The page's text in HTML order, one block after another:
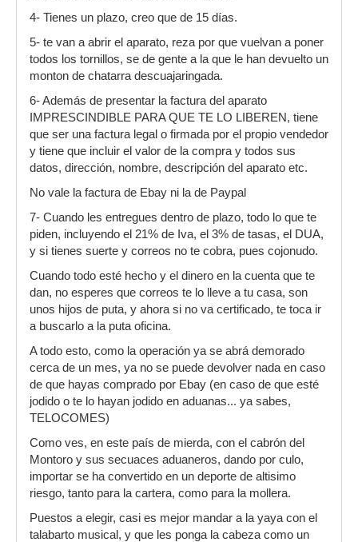
4- Tienes un plazo, creo que de 15 días.
5- te van a abrir el aparato, reza por que vuelvan a poner
todos los tornillos, se de gente a la que le han devuelto un
monton de chatarra descuajaringada.
6- Además de presentar la factura del aparato
IMPRESCINDIBLE PARA QUE TE LO LIBEREN, tiene
que ser una factura legal o firmada por el propio vendedor
y tiene que incluir el valor de la compra y todos sus
datos, dirección, nombre, descripción del aparato etc.
No vale la factura de Ebay ni la de Paypal
7- Cuando les entregues dentro de plazo, todo lo que te
piden, incluyendo el 21% de Iva, el 3% de tasas, el DUA,
y si tienes suerte y correos no te cobra, pues cojonudo.
Cuando todo esté hecho y el dinero en la cuenta que te
dan, no esperes que correos te lo lleve a tu casa, son
unos hijos de puta, y ahora si no va certificado, te toca ir
a buscarlo a la puta oficina.
A todo esto, como la operación ya se abrá demorado
cerca de un mes, ya no se puede devolver nada en caso
de que hayas comprado por Ebay (en caso de que esté
jodido o te lo hayan jodido en aduanas... ya sabes,
TELOCOMES)
Como ves, en este país de mierda, con el cabrón del
Montoro y sus secuaces aduaneros, dando por culo,
importar se ha convertido en un deporte de altisimo
riesgo, tanto para la cartera, como para la mollera.
Puestos a elegir, casi es mejor mandar a la yaya con el
talabarto musical, y que les ponga la cabeza como un